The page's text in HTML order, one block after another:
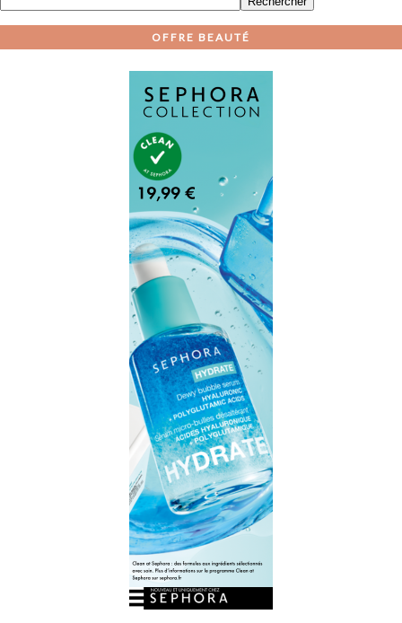
OFFRE BEAUTÉ